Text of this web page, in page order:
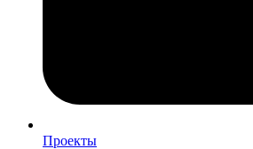
Проекты